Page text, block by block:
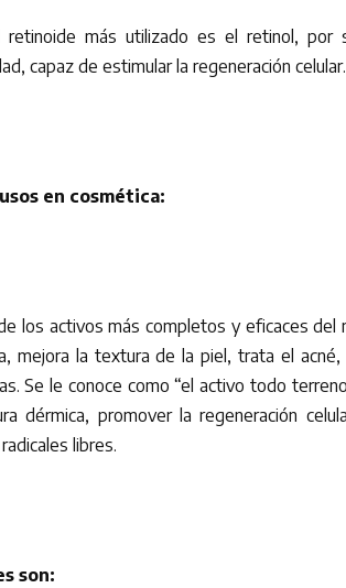
retinoide más utilizado es el retinol, por
capaz de estimular la regeneración celular.
en cosmética:
los activos más completos y eficaces del
mejora la textura de la piel, trata el
Se le conoce como “el activo todo
dérmica, promover la regeneración
libres.
son: